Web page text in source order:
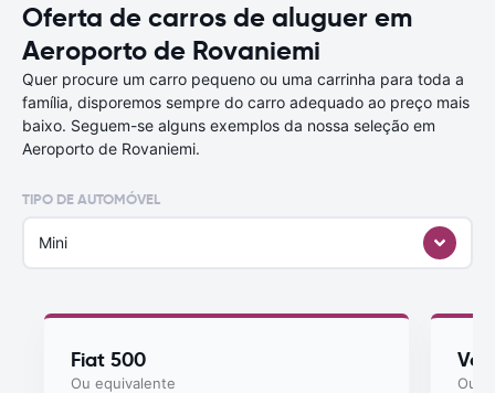
Oferta de carros de aluguer em
Aeroporto de Rovaniemi
Quer procure um carro pequeno ou uma carrinha para toda a
família, disporemos sempre do carro adequado ao preço mais
baixo. Seguem-se alguns exemplos da nossa seleção em
Aeroporto de Rovaniemi.
TIPO DE AUTOMÓVEL
Mini
Fiat 500
Ou equivalente Ou